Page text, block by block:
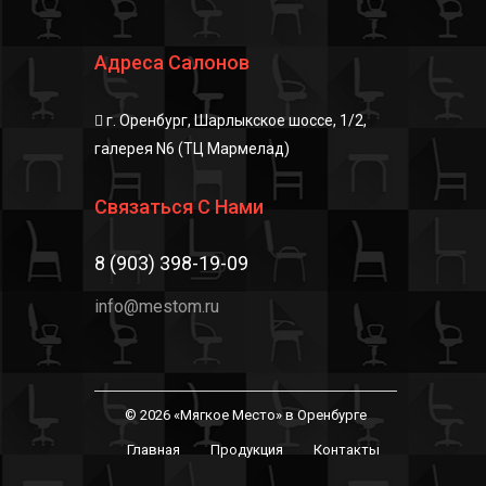
Адреса Салонов
г. Оренбург, Шарлыкское шоссе, 1/2,
галерея N6 (ТЦ Мармелад)
Связаться С Нами
8 (903) 398-19-09
info@mestom.ru
© 2026 «Мягкое Место» в Оренбурге
Главная Продукция Контакты